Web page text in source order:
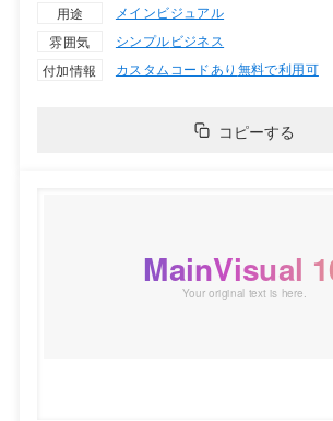
用途
メインビジュアル
雰囲気
シンプルビジネス
付加情報
カスタムコードあり 無料で利用可
コピーする